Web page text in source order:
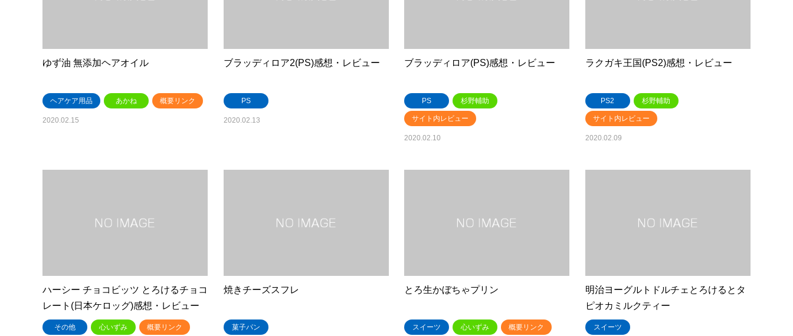
ゆず油 無添加ヘアオイル
ヘアケア用品 あかね 概要リンク
2020.02.15
ブラッディロア2(PS)感想・レビュー
PS
2020.02.13
ブラッディロア(PS)感想・レビュー
PS 杉野輔助
サイト内レビュー
2020.02.10
ラクガキ王国(PS2)感想・レビュー
PS2 杉野輔助
サイト内レビュー
2020.02.09
ハーシー チョコビッツ とろけるチョコ
レート(日本ケロッグ)感想・レビュー
その他 心いずみ 概要リンク
焼きチーズスフレ
菓子パン
とろ生かぼちゃプリン
スイーツ 心いずみ 概要リンク
明治ヨーグルトドルチェとろけるとタ
ピオカミルクティー
スイーツ